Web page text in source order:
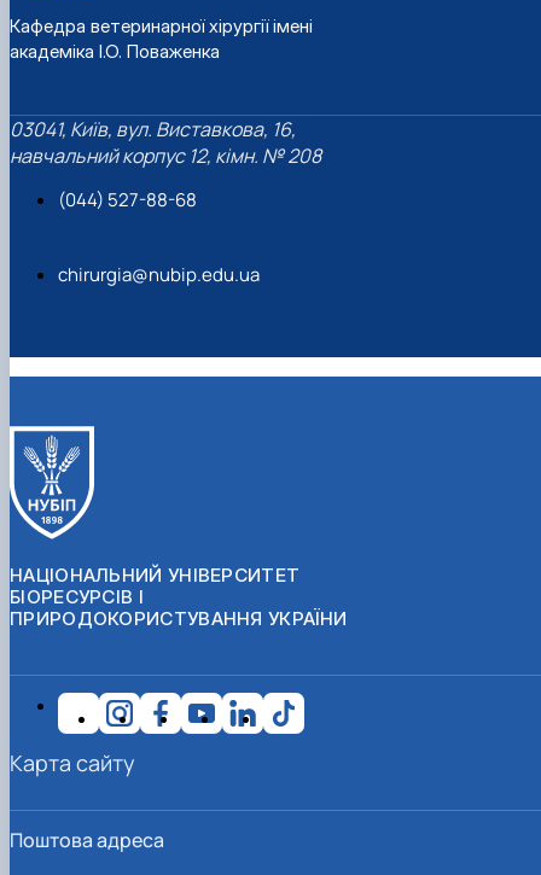
Кафедра ветеринарної хірургії імені
академіка І.О. Поваженка
03041, Київ, вул. Виставкова, 16,
навчальний корпус 12, кімн. № 208
(044) 527-88-68
chirurgia@nubip.edu.ua
НАЦІОНАЛЬНИЙ УНІВЕРСИТЕТ
БІОРЕСУРСІВ І
ПРИРОДОКОРИСТУВАННЯ УКРАЇНИ
Поштова адреса
Карта сайту